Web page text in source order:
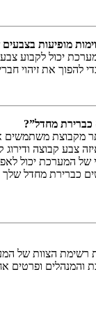
מופיעות בצבעים
יכול לקבוע
להפוך את זיהוי
מחדל”?
מקבוצת משתמשים
צבע קבוצה ודירוג
של המערכת יכול
כברירת מחדל שלך
רשימת הצוות של
ופרטים